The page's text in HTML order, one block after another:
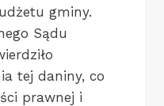
gminy.
Sądu
tej daniny, co
prawnej i